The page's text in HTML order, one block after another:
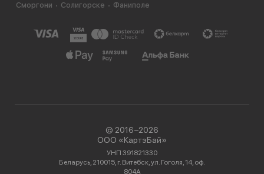
Сморгони
Солигорске Фаниполе
© 2016−2026
ООО «КартэБай»
УНП 391821330
Беларусь, 210015, г. Витебск, ул. Гоголя, 14, оф.
804А